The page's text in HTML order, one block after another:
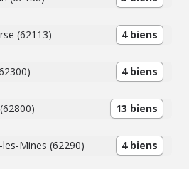
(62113) 4 biens
4 biens
13 biens
Mines (62290) 4 biens